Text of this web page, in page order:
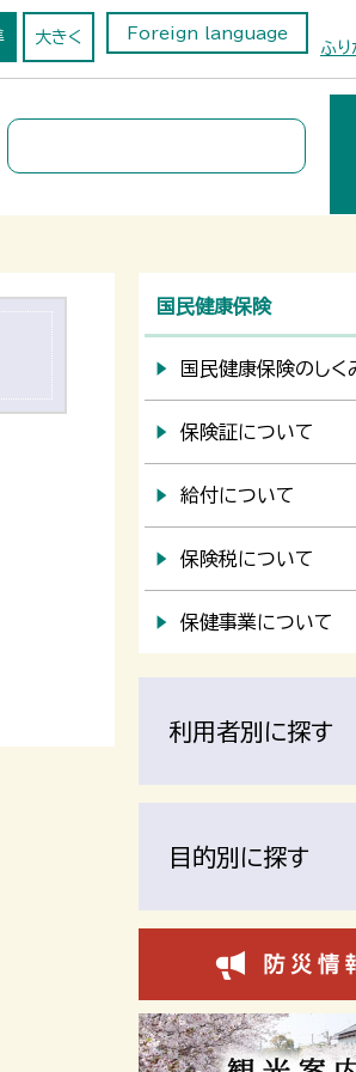
大きく
Foreign language
ふり
国民健康保険
国民健康保険のしく
保険証について
給付について
保険税について
保健事業について
利用者別に探す
目的別に探す